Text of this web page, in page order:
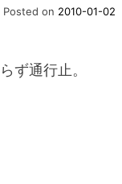
Posted on 2010-01-02
ず通行止。